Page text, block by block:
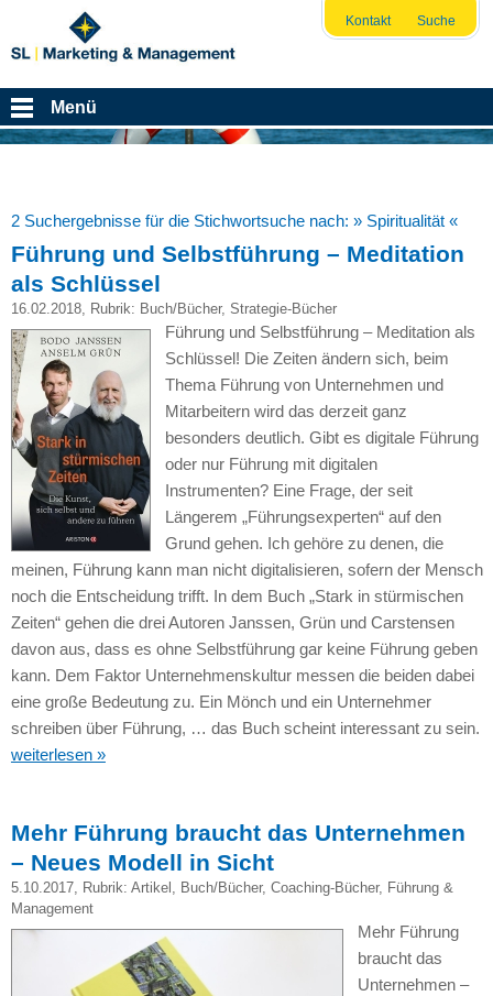
Kontakt Suche
Menü
2 Suchergebnisse für die Stichwortsuche nach: » Spiritualität «
Führung und Selbstführung – Meditation
als Schlüssel
16.02.2018, Rubrik: Buch/Bücher, Strategie-Bücher
Führung und Selbstführung – Meditation als
Schlüssel! Die Zeiten ändern sich, beim
Thema Führung von Unternehmen und
Mitarbeitern wird das derzeit ganz
besonders deutlich. Gibt es digitale Führung
oder nur Führung mit digitalen
Instrumenten? Eine Frage, der seit
Längerem „Führungsexperten“ auf den
Grund gehen. Ich gehöre zu denen, die
meinen, Führung kann man nicht digitalisieren, sofern der Mensch
noch die Entscheidung trifft. In dem Buch „Stark in stürmischen
Zeiten“ gehen die drei Autoren Janssen, Grün und Carstensen
davon aus, dass es ohne Selbstführung gar keine Führung geben
kann. Dem Faktor Unternehmenskultur messen die beiden dabei
eine große Bedeutung zu. Ein Mönch und ein Unternehmer
schreiben über Führung, … das Buch scheint interessant zu sein.
weiterlesen »
Mehr Führung braucht das Unternehmen
– Neues Modell in Sicht
5.10.2017, Rubrik: Artikel , Buch/Bücher, Coaching-Bücher, Führung &
Management
Mehr Führung
braucht das
Unternehmen –